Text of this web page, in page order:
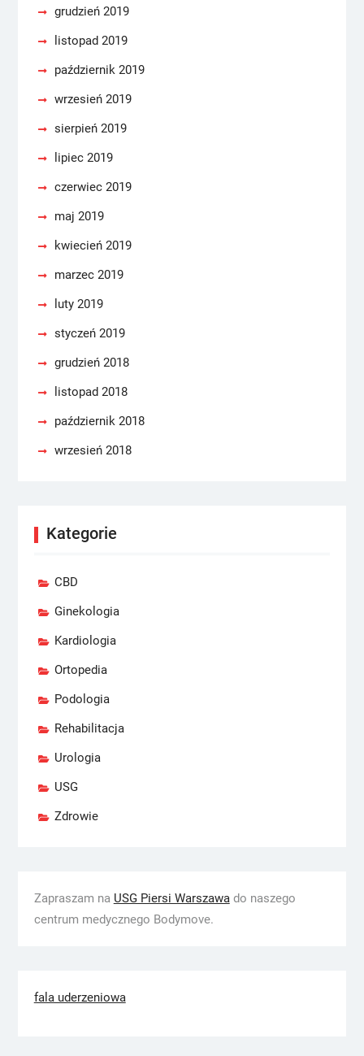
grudzień 2019
listopad 2019
październik 2019
wrzesień 2019
sierpień 2019
lipiec 2019
czerwiec 2019
maj 2019
kwiecień 2019
marzec 2019
luty 2019
styczeń 2019
grudzień 2018
listopad 2018
październik 2018
wrzesień 2018
Kategorie
CBD
Ginekologia
Kardiologia
Ortopedia
Podologia
Rehabilitacja
Urologia
USG
Zdrowie
Zapraszam na USG Piersi Warszawado naszego
centrum medycznego Bodymove.
fala uderzeniowa